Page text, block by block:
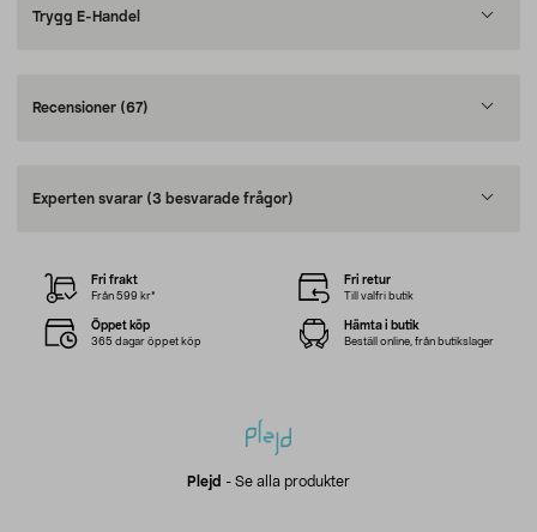
Trygg E-Handel
Recensioner (67)
Experten svarar (3 besvarade frågor)
Plejd - Se alla produkter
Fri frakt
Från 599 kr*
Fri retur
Till valfri butik
Öppet köp
365 dagar öppet köp
Hämta i butik
Beställ online, från butikslager